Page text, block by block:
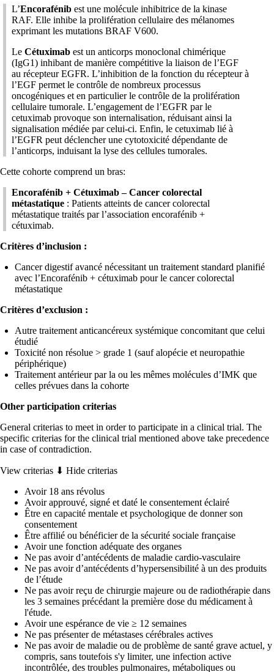
L’Encorafénib est une molécule inhibitrice de la kinase
RAF. Elle inhibe la prolifération cellulaire des mélanomes
exprimant les mutations BRAF V600.
LeCétuximab est un anticorps monoclonal chimérique
(IgG1) inhibant de manière compétitive la liaison de l’EGF
au récepteur EGFR. L’inhibition de la fonction du récepteur à
l’EGF permet le contrôle de nombreux processus
oncogéniques et en particulier le contrôle de la prolifération
cellulaire tumorale. L’engagement de l’EGFR par le
cetuximab provoque son internalisation, réduisant ainsi la
signalisation médiée par celui-ci. Enfin, le cetuximab lié à
l’EGFR peut déclencher une cytotoxicité dépendante de
l’anticorps, induisant la lyse des cellules tumorales.
Cette cohorte comprend un bras:
Encorafénib + Cétuximab – Cancer colorectal
métastatique : Patients atteints de cancer colorectal
métastatique traités par l’association encorafénib +
cétuximab.
Critères d’inclusion :
Cancer digestif avancé nécessitant un traitement standard planifié
avec l’Encorafénib + cétuximab pour le cancer colorectal
métastatique
Critères d’exclusion :
Autre traitement anticancéreux systémique concomitant que celui
étudié
Toxicité non résolue > grade 1 (sauf alopécie et neuropathie
périphérique)
Traitement antérieur par la ou les mêmes molécules d’IMK que
celles prévues dans la cohorte
Other participation criterias
General criterias to meet in order to participate in a clinical trial. The
specific criterias for the clinical trial mentioned above take precedence
in case of contradiction.
View criterias ⬇ Hide criterias
Avoir 18 ans révolus
Avoir approuvé, signé et daté le consentement éclairé
Être en capacité mentale et psychologique de donner son
consentement
Être affilié ou bénéficier de la sécurité sociale française
Avoir une fonction adéquate des organes
Ne pas avoir d’antécédents de maladie cardio-vasculaire
Ne pas avoir d’antécédents d’hypersensibilité à un des produits
de l’étude
Ne pas avoir reçu de chirurgie majeure ou de radiothérapie dans
les 3 semaines précédant la première dose du médicament à
l'étude.
Avoir une espérance de vie ≥ 12 semaines
Ne pas présenter de métastases cérébrales actives
Ne pas avoir de maladie ou de problème de santé grave actuel, y
compris, sans toutefois s'y limiter, une infection active
incontrôlée, des troubles pulmonaires, métaboliques ou